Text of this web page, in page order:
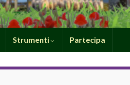
Strumenti Partecipa